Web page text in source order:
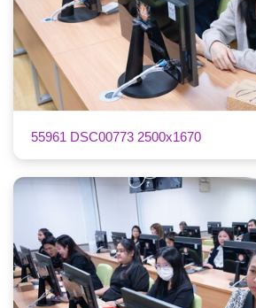
55961 DSC00773 2500x1670